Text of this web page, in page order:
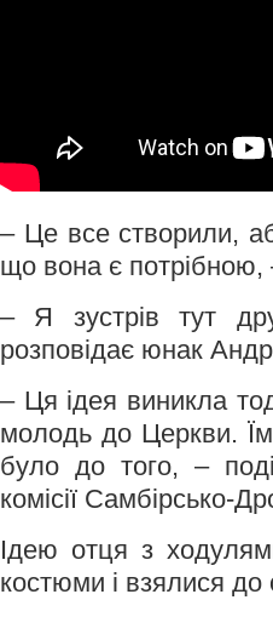
– Це все створили,
що вона є потрібною,
– Я зустрів тут
розповідає юнак
– Ця ідея виникла
молодь до Церкви.
було до того, –
комісії Самбірсько-
Ідею отця з
костюми і взялися до